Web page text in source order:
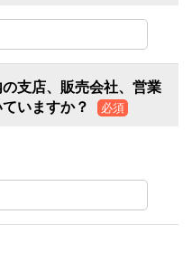
支店、販売会社、営業
いますか？
必須